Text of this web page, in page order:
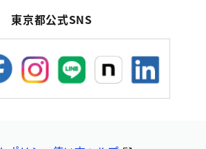
東京都公式SNS